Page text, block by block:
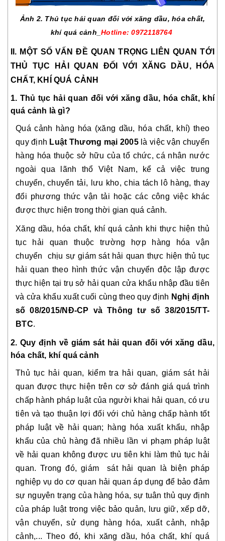
Ảnh 2. Thủ tục hải quan đối với xăng dầu, hóa chất,
khí quá cảnh_Hotline: 0972118764
II. MỘT SỐ VẤN ĐỀ QUAN TRỌNG LIÊN QUAN TỚI
THỦ TỤC HẢI QUAN ĐỐI VỚI XĂNG DẦU, HÓA
CHẤT, KHÍ QUÁ CẢNH
1. Thủ tục hải quan đối với xăng dầu, hóa chất, khí
quá cảnh là gì?
Quá cảnh hàng hóa (xăng dầu, hóa chất, khí) theo
quy định Luật Thương mại 2005là việc vận chuyển
hàng hóa thuộc sở hữu của tổ chức, cá nhân nước
ngoài qua lãnh thổ Việt Nam, kể cả việc trung
chuyển, chuyển tải, lưu kho, chia tách lô hàng, thay
đổi phương thức vận tải hoặc các công việc khác
được thực hiện trong thời gian quá cảnh.
Xăng dầu, hóa chất, khí quá cảnh khi thực hiện thủ
tục hải quan thuộc trường hợp hàng hóa vận
chuyển chịu sự giám sát hải quan thực hiện thủ tục
hải quan theo hình thức vận chuyển độc lập được
thực hiện tại trụ sở hải quan cửa khẩu nhập đầu tiên
và cửa khẩu xuất cuối cùng theo quy định Nghị định
số 08/2015/NĐ-CP và Thông tư số 38/2015/TT-
BTC.
2. Quy định về giám sát hải quan đối với xăng dầu,
hóa chất, khí quá cảnh
Thủ tục hải quan, kiểm tra hải quan, giám sát hải
quan được thực hiện trên cơ sở đánh giá quá trình
chấp hành pháp luật của người khai hải quan, có ưu
tiên và tạo thuận lợi đối với chủ hàng chấp hành tốt
pháp luật về hải quan; hàng hóa xuất khẩu, nhập
khẩu của chủ hàng đã nhiều lần vi phạm pháp luật
về hải quan không được ưu tiên khi làm thủ tục hải
quan. Trong đó, giám sát hải quan là biện pháp
nghiệp vụ do cơ quan hải quan áp dụng để bảo đảm
sự nguyên trạng của hàng hóa, sự tuân thủ quy định
của pháp luật trong việc bảo quản, lưu giữ, xếp dỡ,
vận chuyển, sử dụng hàng hóa, xuất cảnh, nhập
cảnh,... Theo đó, khi xăng dầu, hóa chất, khí quá